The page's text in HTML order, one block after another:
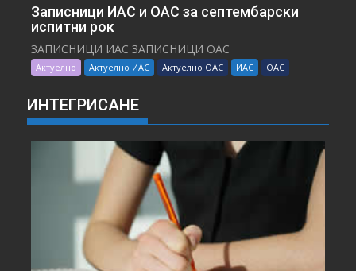
Записници ИАС и ОАС за септембарски
испитни рок
ЗАПИСНИЦИ ИАС ЗАПИСНИЦИ ОАС
Актуелно Актуелно ИАС Актуелно ОАС ИАС ОАС
ИНТЕГРИСАНЕ